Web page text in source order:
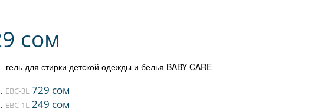
сом
гель для стирки детской одежды и белья BABY CARE
EBC-3L 729 сом
EBC-1L 249 сом